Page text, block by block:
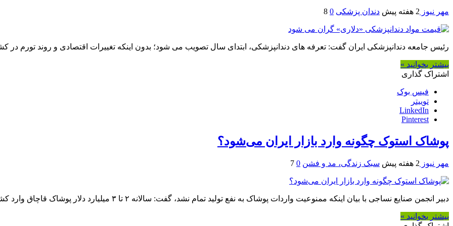
مهر نیوز 2 هفته پیش دندان پزشکی 0
8
رئیس جامعه دندانپزشکی ایران گفت: تعرفه های دندانپزشکی، ابتدای سال تصویب می شود؛ بدون اینکه تغییرات اقتصادی و روند تورم در
بیشتر بخوانید »
اشتراک گذاری
فیس بوک
توییتر
LinkedIn
Pinterest
پوشاک استوک چگونه وارد بازار ایران می‌شود؟
مهر نیوز 2 هفته پیش سبک زندگی، مد و فشن 0
7
دبیر انجمن صنایع نساجی با بیان اینکه ممنوعیت واردات پوشاک به نفع تولید تمام نشد، گفت: سالانه ۲ تا ۳ میلیارد دلار پوشاک قاچاق وارد کشور می‌شود.
بیشتر بخوانید »